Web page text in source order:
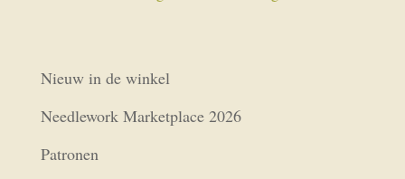
Nieuw in de winkel
Needlework Marketplace 2026
Patronen